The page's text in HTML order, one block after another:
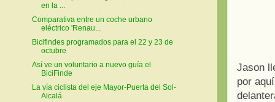
Jason
por
en la ...
Comparativa entre un coche urbano
eléctrico 'Renau...
Bicifindes programados para el 22 y 23 de
octubre
Así ve un voluntario a nuevo guía el
BiciFinde
La vía ciclista del eje Mayor-Puerta del Sol-
Alcalá